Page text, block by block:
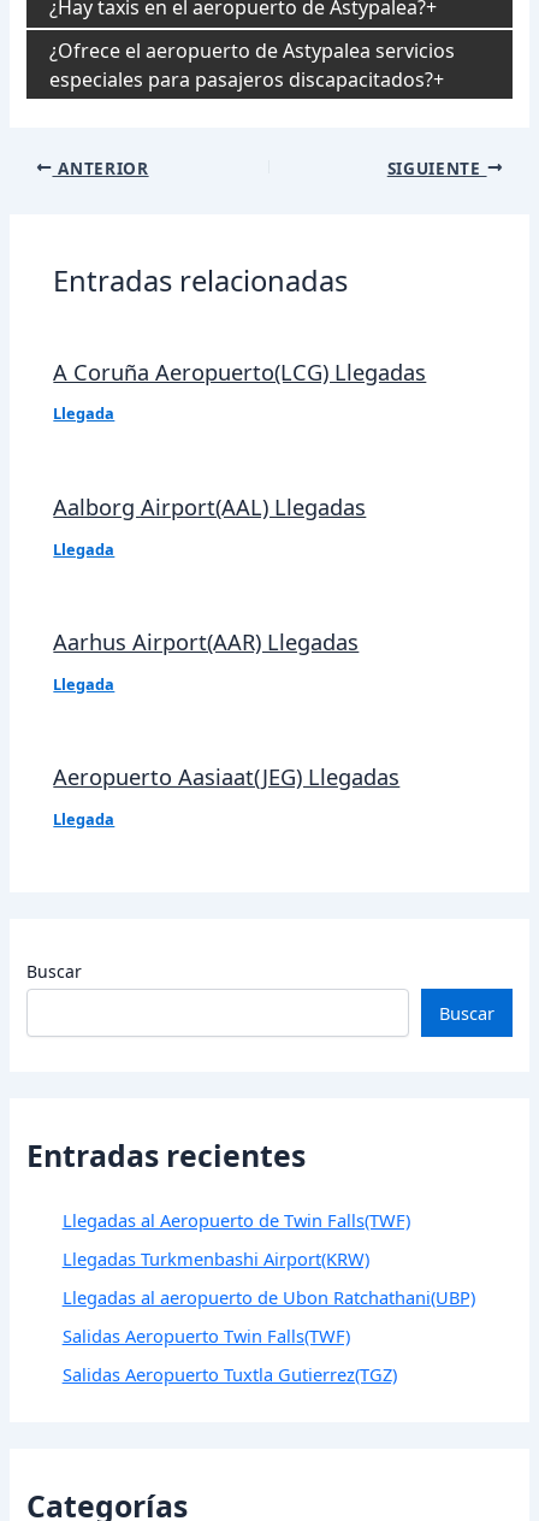
¿Hay taxis en el aeropuerto de Astypalea?
¿Ofrece el aeropuerto de Astypalea servicios
especiales para pasajeros discapacitados?
Navegación
ANTERIOR SIGUIENTE
Entradas relacionadas
A Coruña Aeropuerto(LCG) Llegadas
Llegada
Aalborg Airport(AAL) Llegadas
Llegada
Aarhus Airport(AAR) Llegadas
Llegada
Aeropuerto Aasiaat(JEG) Llegadas
Llegada
Buscar
Buscar
Entradas recientes
Llegadas al Aeropuerto de Twin Falls(TWF)
Llegadas Turkmenbashi Airport(KRW)
Llegadas al aeropuerto de Ubon Ratchathani(UBP)
Salidas Aeropuerto Twin Falls(TWF)
Salidas Aeropuerto Tuxtla Gutierrez(TGZ)
Categorías